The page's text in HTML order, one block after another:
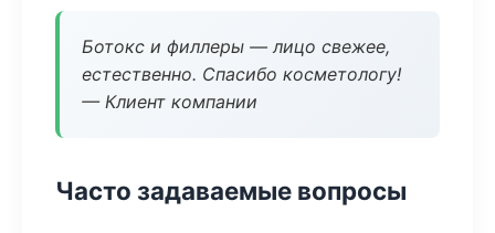
Ботокс и филлеры — лицо свежее,
естественно. Спасибо косметологу!
— Клиент компании
Часто задаваемые вопросы